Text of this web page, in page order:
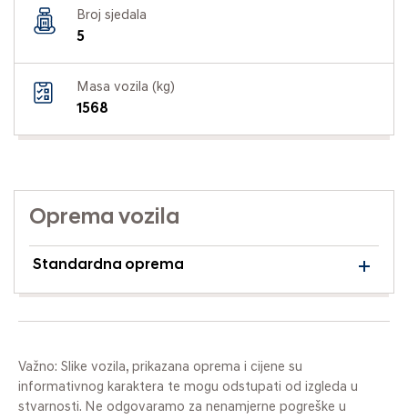
Broj sjedala
5
Masa vozila (kg)
1568
Oprema vozila
Standardna oprema
Važno: Slike vozila, prikazana oprema i cijene su
informativnog karaktera te mogu odstupati od izgleda u
stvarnosti. Ne odgovaramo za nenamjerne pogreške u